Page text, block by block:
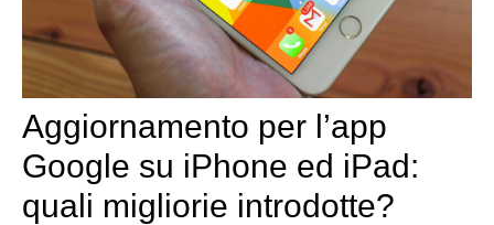
Aggiornamento per l’app
Google su iPhone ed iPad:
quali migliorie introdotte?